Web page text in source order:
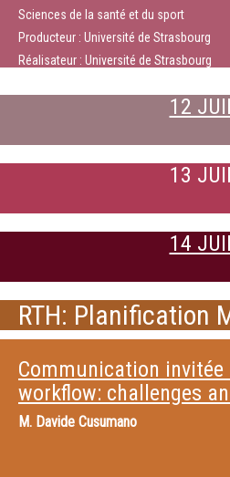
Sciences de la santé et du sport
Producteur : Université de Strasbourg
Réalisateur : Université de Strasbourg
12
13
14
RTH: Planification
Communication invitée
workflow: challenges
M. Davide Cusumano